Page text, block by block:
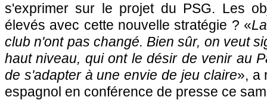
s'exprimer sur le projet du PSG. Les
élevés avec cette nouvelle stratégie ? «
club n'ont pas changé. Bien sûr, on veut
haut niveau, qui ont le désir de venir au
de s'adapter à une envie de jeu claire», a
espagnol en conférence de presse ce